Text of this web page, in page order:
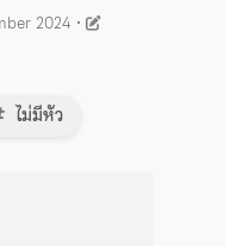
2024 •
ไม่มีหัว